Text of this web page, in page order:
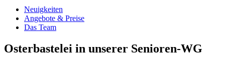
Neuigkeiten
Angebote & Preise
Das Team
Osterbastelei in unserer Senioren-WG